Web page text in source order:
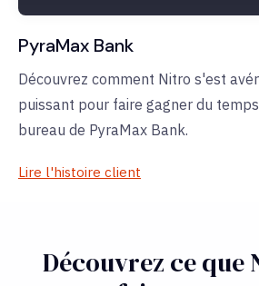
PyraMax Bank
Découvrez comment Nitro s'est
puissant pour faire gagner du
bureau de PyraMax Bank.
Lire l'histoire client
Découvrez ce que